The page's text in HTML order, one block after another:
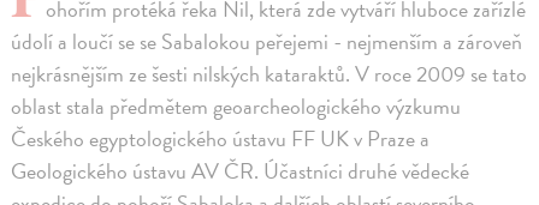
ohořím protéká řeka Nil, která zde vytváří hluboce zařízlé
údolí a loučí se se Sabalokou peřejemi - nejmenším a zároveň
nejkrásnějším ze šesti nilských kataraktů. V roce 2009 se tato
oblast stala předmětem geoarcheologického výzkumu
Českého egyptologického ústavu FF UK v Praze a
Geologického ústavu AV ČR. Účastníci druhé vědecké